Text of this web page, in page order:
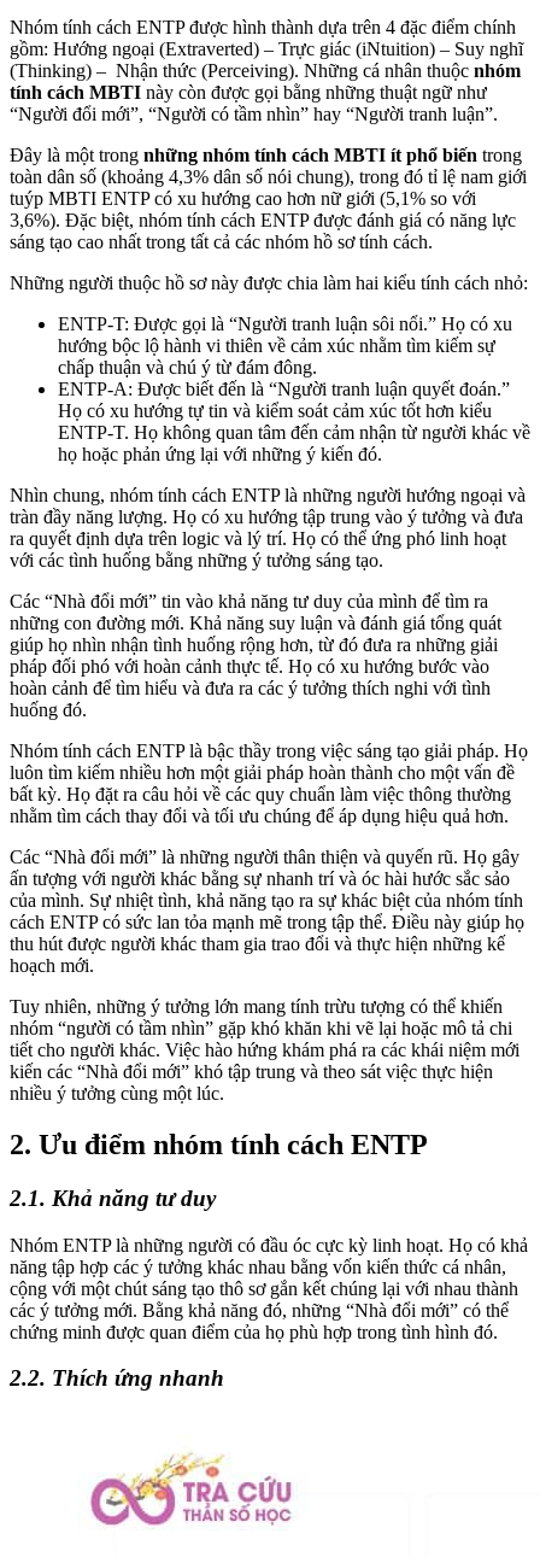
Nhóm tính cách ENTP được hình thành dựa trên 4 đặc điểm chính
gồm: Hướng ngoại (Extraverted) – Trực giác (iNtuition) – Suy nghĩ
(Thinking) – Nhận thức (Perceiving). Những cá nhân thuộc nhóm
tính cách MBTI này còn được gọi bằng những thuật ngữ như
“Người đổi mới”, “Người có tầm nhìn” hay “Người tranh luận”.
Đây là một trong những nhóm tính cách MBTI ít phổ biến trong
toàn dân số (khoảng 4,3% dân số nói chung), trong đó tỉ lệ nam giới
tuýp MBTI ENTP có xu hướng cao hơn nữ giới (5,1% so với
3,6%). Đặc biệt, nhóm tính cách ENTP được đánh giá có năng lực
sáng tạo cao nhất trong tất cả các nhóm hồ sơ tính cách.
Những người thuộc hồ sơ này được chia làm hai kiểu tính cách nhỏ:
ENTP-T: Được gọi là “Người tranh luận sôi nổi.” Họ có xu
hướng bộc lộ hành vi thiên về cảm xúc nhằm tìm kiếm sự
chấp thuận và chú ý từ đám đông.
ENTP-A: Được biết đến là “Người tranh luận quyết đoán.”
Họ có xu hướng tự tin và kiểm soát cảm xúc tốt hơn kiểu
ENTP-T. Họ không quan tâm đến cảm nhận từ người khác về
họ hoặc phản ứng lại với những ý kiến đó.
Nhìn chung, nhóm tính cách ENTP là những người hướng ngoại và
tràn đầy năng lượng. Họ có xu hướng tập trung vào ý tưởng và đưa
ra quyết định dựa trên logic và lý trí. Họ có thể ứng phó linh hoạt
với các tình huống bằng những ý tưởng sáng tạo.
Các “Nhà đổi mới” tin vào khả năng tư duy của mình để tìm ra
những con đường mới. Khả năng suy luận và đánh giá tổng quát
giúp họ nhìn nhận tình huống rộng hơn, từ đó đưa ra những giải
pháp đối phó với hoàn cảnh thực tế. Họ có xu hướng bước vào
hoàn cảnh để tìm hiểu và đưa ra các ý tưởng thích nghi với tình
huống đó.
Nhóm tính cách ENTP là bậc thầy trong việc sáng tạo giải pháp. Họ
luôn tìm kiếm nhiều hơn một giải pháp hoàn thành cho một vấn đề
bất kỳ. Họ đặt ra câu hỏi về các quy chuẩn làm việc thông thường
nhằm tìm cách thay đổi và tối ưu chúng để áp dụng hiệu quả hơn.
Các “Nhà đổi mới” là những người thân thiện và quyến rũ. Họ gây
ấn tượng với người khác bằng sự nhanh trí và óc hài hước sắc sảo
của mình. Sự nhiệt tình, khả năng tạo ra sự khác biệt của nhóm tính
cách ENTP có sức lan tỏa mạnh mẽ trong tập thể. Điều này giúp họ
thu hút được người khác tham gia trao đổi và thực hiện những kế
hoạch mới.
Tuy nhiên, những ý tưởng lớn mang tính trừu tượng có thể khiến
nhóm “người có tầm nhìn” gặp khó khăn khi vẽ lại hoặc mô tả chi
tiết cho người khác. Việc hào hứng khám phá ra các khái niệm mới
kiến các “Nhà đổi mới” khó tập trung và theo sát việc thực hiện
nhiều ý tưởng cùng một lúc.
2. Ưu điểm nhóm tính cách ENTP
2.1. Khả năng tư duy
Nhóm ENTP là những người có đầu óc cực kỳ linh hoạt. Họ có khả
năng tập hợp các ý tưởng khác nhau bằng vốn kiến thức cá nhân,
cộng với một chút sáng tạo thô sơ gắn kết chúng lại với nhau thành
các ý tưởng mới. Bằng khả năng đó, những “Nhà đổi mới” có thể
chứng minh được quan điểm của họ phù hợp trong tình hình đó.
2.2. Thích ứng nhanh